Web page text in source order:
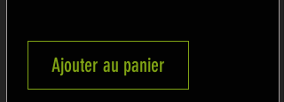
Ajouter au panier